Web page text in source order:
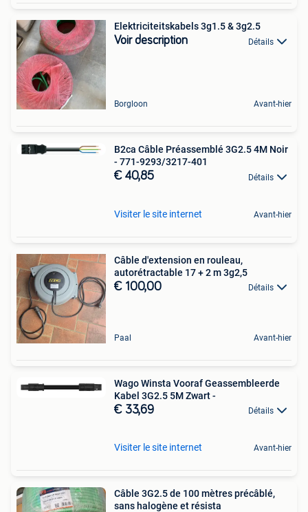
Elektriciteitskabels 3g1.5 & 3g2.5
Voir description Détails
Borgloon Avant-hier
B2ca Câble Préassemblé 3G2.5 4M Noir
- 771-9293/3217-401
€ 40,85 Détails
Visiter le site internet Avant-hier
Câble d'extension en rouleau,
autorétractable 17 + 2 m 3g2,5
€ 100,00 Détails
Paal Avant-hier
Wago Winsta Vooraf Geassembleerde
Kabel 3G2.5 5M Zwart -
€ 33,69 Détails
Visiter le site internet Avant-hier
Câble 3G2.5 de 100 mètres précâblé,
sans halogène et résista